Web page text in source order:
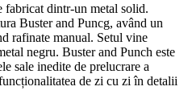
fabricat dintr-un metal solid.
Buster and Puncg, având un
rafinate manual. Setul vine
negru. Buster and Punch este
sale inedite de prelucrare a
de zi cu zi în detalii